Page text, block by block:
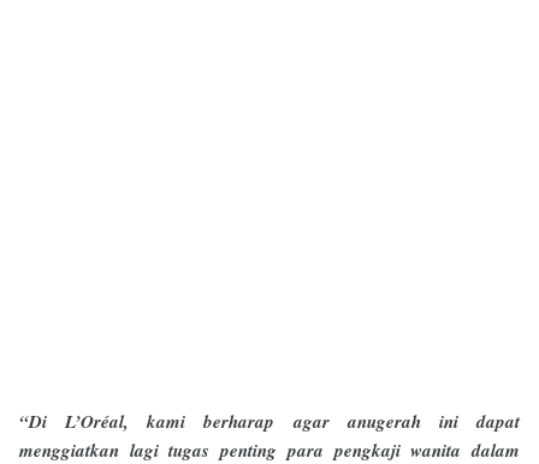
“Di L’Oréal, kami berharap agar anugerah ini dapat
menggiatkan lagi tugas penting para pengkaji wanita dalam